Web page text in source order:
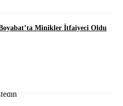
Minikler İtfaiyeci Oldu